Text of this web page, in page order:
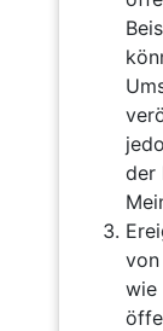
der
von
wie